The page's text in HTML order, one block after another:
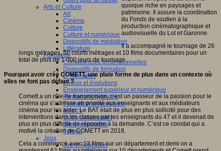
Arts et Culture
Art
Cinéma
Culture
Culture et numérique
Dispositifs de médiation
Littérature
Formation
Compétences professionnelles
Dispositifs de formation
E- formation
Enjeux et évolutions
Enseignement supérieur et numérique
Formations hybrides
Formation universitaire
Mooc’s
Outils collaboratifs
Sites ressources
Tutorat
Jeux
Jeu et éducation
quoique riche en paysages et
patrimoine. Il assure la coordination
du Fonds de soutien à la
production cinématographique et
audiovisuelle du Lot et Garonne.
Il a accompagné le tournage de 26
longs métrages, 50 courts métrages et 10 films documentaires pour un
total de plus de 1 000 jours de tournage.
Pourquoi avoir créé COMETT, une plate forme de plus dans un contexte où
elles ne font pas défaut ?
Comett a un rôle de transmission, c’est un passeur de la passion pour le
cinéma qui s’adresse en priorité aux enseignants et aux médiateurs
cinéma pour les aider. Le BAT était de plus en plus sollicité pour des
interventions dans les classes par les enseignants du 47 et il devenait de
plus en plus difficile de répondre à la demande. C’est ce constat qui a
motivé la création de COMETT en 2018.
Cela a commencé avec 13 films sur un département et demi on a